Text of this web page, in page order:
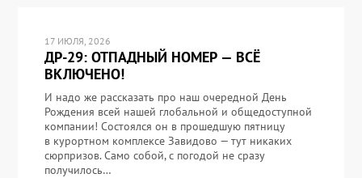
17 ИЮЛЯ, 2026
ДР-29: ОТПАДНЫЙ НОМЕР — ВСЁ
ВКЛЮЧЕНО!
И надо же рассказать про наш очередной День
Рождения всей нашей глобальной и общедоступной
компании! Состоялся он в прошедшую пятницу
в курортном комплексе Завидово — тут никаких
сюрпризов. Само собой, с погодой не сразу
получилось…